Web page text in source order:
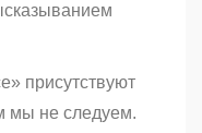
присутствуют
мы не следуем.